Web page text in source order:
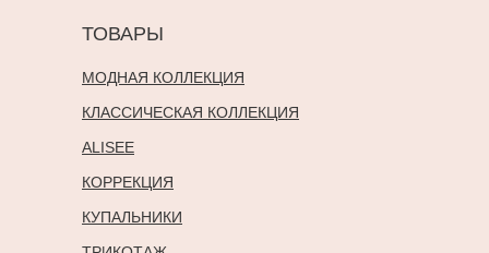
МОДНАЯ КОЛЛЕКЦИЯ
КЛАССИЧЕСКАЯ КОЛЛЕКЦИЯ
ALISEE
ТОВАРЫ
КОРРЕКЦИЯ
КУПАЛЬНИКИ